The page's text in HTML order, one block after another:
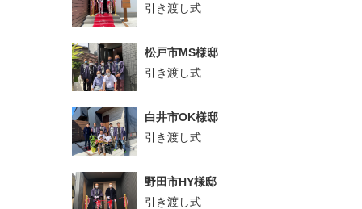
引き渡し式
松戸市MS様邸
引き渡し式
白井市OK様邸
引き渡し式
野田市HY様邸
引き渡し式